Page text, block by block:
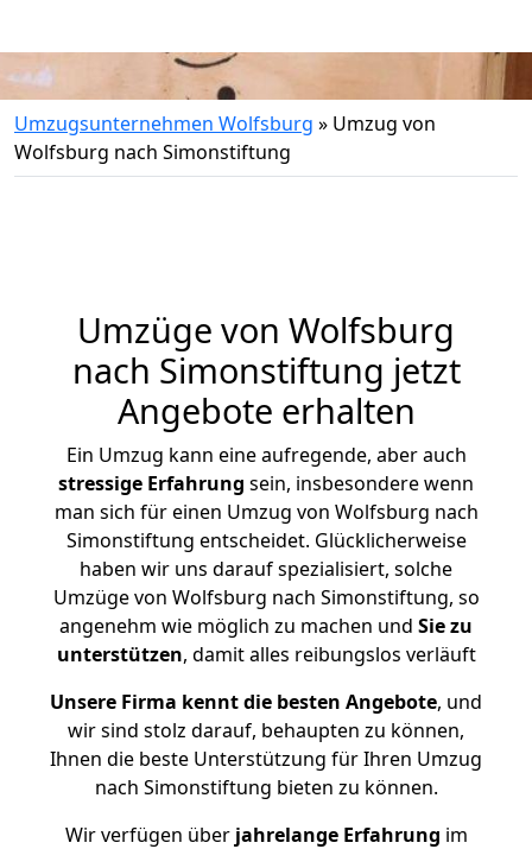
Umzugsunternehmen Wolfsburg » Umzug von
Wolfsburg nach Simonstiftung
Umzüge von Wolfsburg
nach Simonstiftung jetzt
Angebote erhalten
Ein Umzug kann eine aufregende, aber auch
stressige Erfahrung sein, insbesondere wenn
man sich für einen Umzug von Wolfsburg nach
Simonstiftung entscheidet. Glücklicherweise
haben wir uns darauf spezialisiert, solche
Umzüge von Wolfsburg nach Simonstiftung, so
angenehm wie möglich zu machen und Sie zu
unterstützen, damit alles reibungslos verläuft
Unsere Firma kennt die besten Angebote, und
wir sind stolz darauf, behaupten zu können,
Ihnen die beste Unterstützung für Ihren Umzug
nach Simonstiftung bieten zu können.
Wir verfügen überjahrelange Erfahrung im